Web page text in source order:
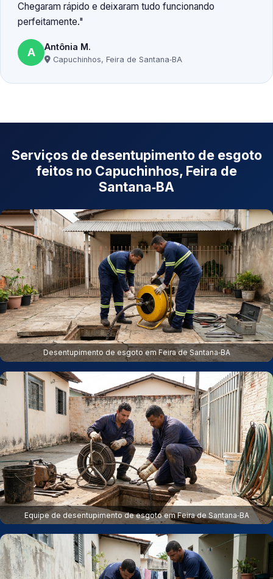
Chegaram rápido e deixaram tudo funcionando
perfeitamente.
A Antônia M.
Capuchinhos, Feira de Santana‑BA
Serviços de desentupimento de esgoto
feitos no Capuchinhos, Feira de
Santana‑BA
Desentupimento de esgoto em Feira de Santana‑BA
Equipe de desentupimento de esgoto em Feira de Santana‑BA